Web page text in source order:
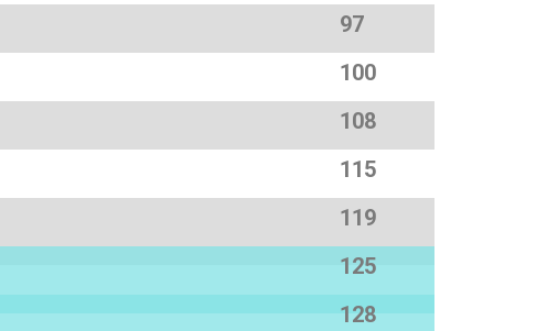
97
100
108
115
119
125
128